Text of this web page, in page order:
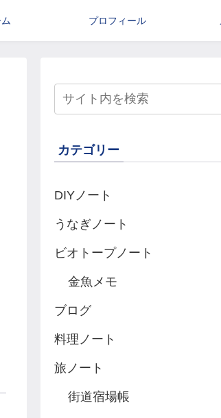
プロフィール
カテゴリー
DIYノート
うなぎノート
ビオトープノート
金魚メモ
ブログ
料理ノート
旅ノート
街道宿場帳